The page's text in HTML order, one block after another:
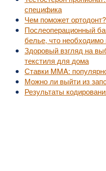
специфика
Чем поможет ортодонт?
Послеоперационный
белье, что
Здоровый взгляд на
текстиля для дома
Ставки MMA:
Можно ли выйти из
Результаты